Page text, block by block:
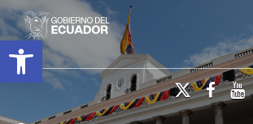
Open toolbar